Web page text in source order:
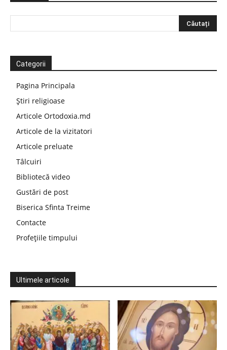
Categorii
Pagina Principala
Știri religioase
Articole Ortodoxia.md
Articole de la vizitatori
Articole preluate
Tâlcuiri
Bibliotecă video
Gustări de post
Biserica Sfinta Treime
Contacte
Profețiile timpului
Ultimele articole